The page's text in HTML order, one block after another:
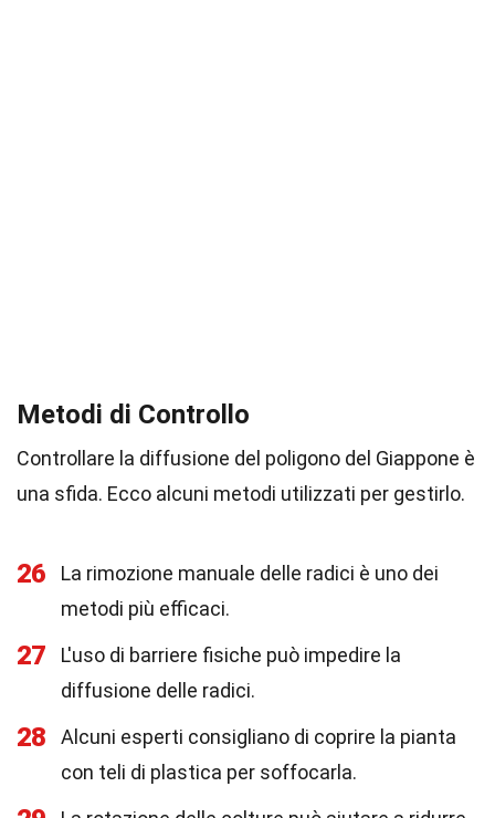
Metodi di Controllo
Controllare la diffusione del poligono del Giappone è
una sfida. Ecco alcuni metodi utilizzati per gestirlo.
26
La rimozione manuale delle radici è uno dei
metodi più efficaci.
27
L'uso di barriere fisiche può impedire la
diffusione delle radici.
28
Alcuni esperti consigliano di coprire la pianta
con teli di plastica per soffocarla.